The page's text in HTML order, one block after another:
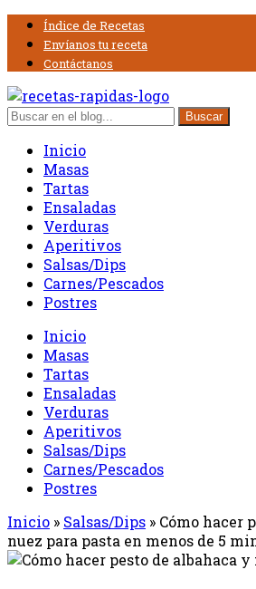
Índice de Recetas
Envíanos tu receta
Contáctanos
Inicio
Masas
Tartas
Ensaladas
Verduras
Aperitivos
Salsas/Dips
Carnes/Pescados
Postres
Inicio
Masas
Tartas
Ensaladas
Verduras
Aperitivos
Salsas/Dips
Carnes/Pescados
Postres
Inicio » Salsas/Dips » Cómo hacer
nuez para pasta en menos de 5